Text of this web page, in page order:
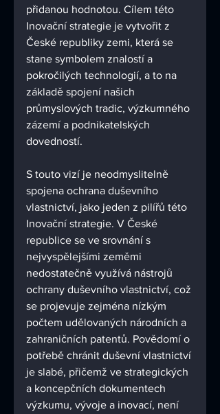
přidanou hodnotou. Cílem této
Inovační strategie je vytvořit z
České republiky zemi, která se
stane symbolem znalostí a
pokročilých technologií, a to na
základě spojení našich
průmyslových tradic, výzkumného
zázemí a podnikatelských
dovedností.
S touto vizí je neodmyslitelně
spojena ochrana duševního
vlastnictví, jako jeden z pilířů této
Inovační strategie. V České
republice se ve srovnání s
nejvyspělejšími zeměmi
nedostatečně využívá nástrojů
ochrany duševního vlastnictví, což
se projevuje zejména nízkým
počtem udělovaných národních a
zahraničních patentů. Povědomí o
potřebě chránit duševní vlastnictví
je slabé, přičemž ve strategických
a koncepčních dokumentech
výzkumu, vývoje a inovací, není